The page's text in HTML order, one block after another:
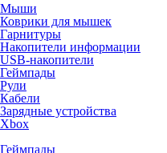
Мыши
Коврики для мышек
Гарнитуры
Накопители информации
USB-накопители
Геймпады
Рули
Кабели
Зарядные устройства
Xbox
Геймпады